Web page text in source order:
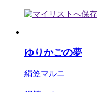
ゆりかごの夢
絹笠マルニ